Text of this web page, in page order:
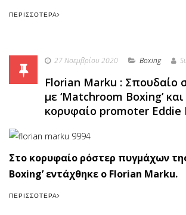
ΠΕΡΙΣΣΌΤΕΡΑ
27 Νοεμβρίου 2020 Boxing
Florian Marku : Σπουδαίο
με ‘Matchroom Boxing’
κορυφαίο promoter Eddie
Στο κορυφαίο ρόστερ πυγμάχων
Boxing’ εντάχθηκε ο Florian Marku.
ΠΕΡΙΣΣΌΤΕΡΑ